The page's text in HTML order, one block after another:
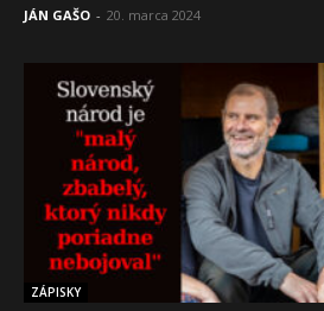
JÁN GAŠO - 20. marca 2024
ZÁPISKY